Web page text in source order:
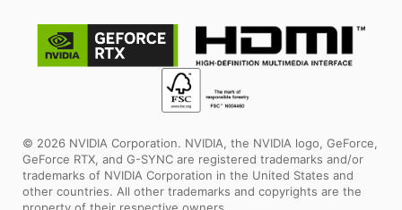
© 2026 NVIDIA Corporation. NVIDIA, the NVIDIA logo, GeForce,
GeForce RTX, and G-SYNC are registered trademarks and/or
trademarks of NVIDIA Corporation in the United States and
other countries. All other trademarks and copyrights are the
property of their respective owners.